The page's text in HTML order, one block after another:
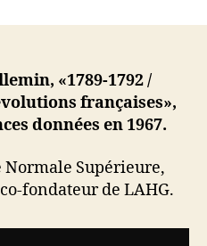
«1789-1792 /
françaises»,
données en 1967.
Normale Supérieure,
fondateur de LAHG.